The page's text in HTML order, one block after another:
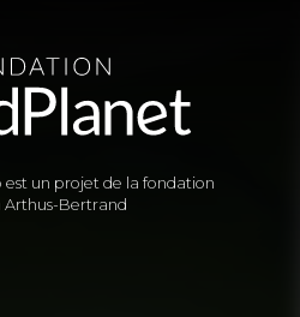
un projet de la fondation
Arthus-Bertrand